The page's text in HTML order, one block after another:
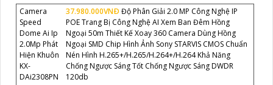
Camera
Speed
Dome Ai Ip
2.0Mp Phát
Hiện Khuôn
KX-
DAi2308PN
37.980.000VNÐ Độ Phân Giải 2.0 MP Công Nghệ IP
POE Trang Bị Công Nghệ AI Xem Ban Đêm Hồng
Ngoại 50m Thiết Kế Xoay 360 Camera Dùng Hồng
Ngoại SMD Chip Hình Ảnh Sony STARVIS CMOS Chuẩn
Nén Hình H.265+/H.265/H.264+/H.264 Khả Năng
Chống Ngược Sáng Tốt Chống Ngược Sáng DWDR
120db